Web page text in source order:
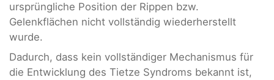
ursprüngliche Position der Rippen bzw.
Gelenkflächen nicht vollständig wiederherstellt
wurde.
Dadurch, dass kein vollständiger Mechanismus für
die Entwicklung des Tietze Syndroms bekannt ist,